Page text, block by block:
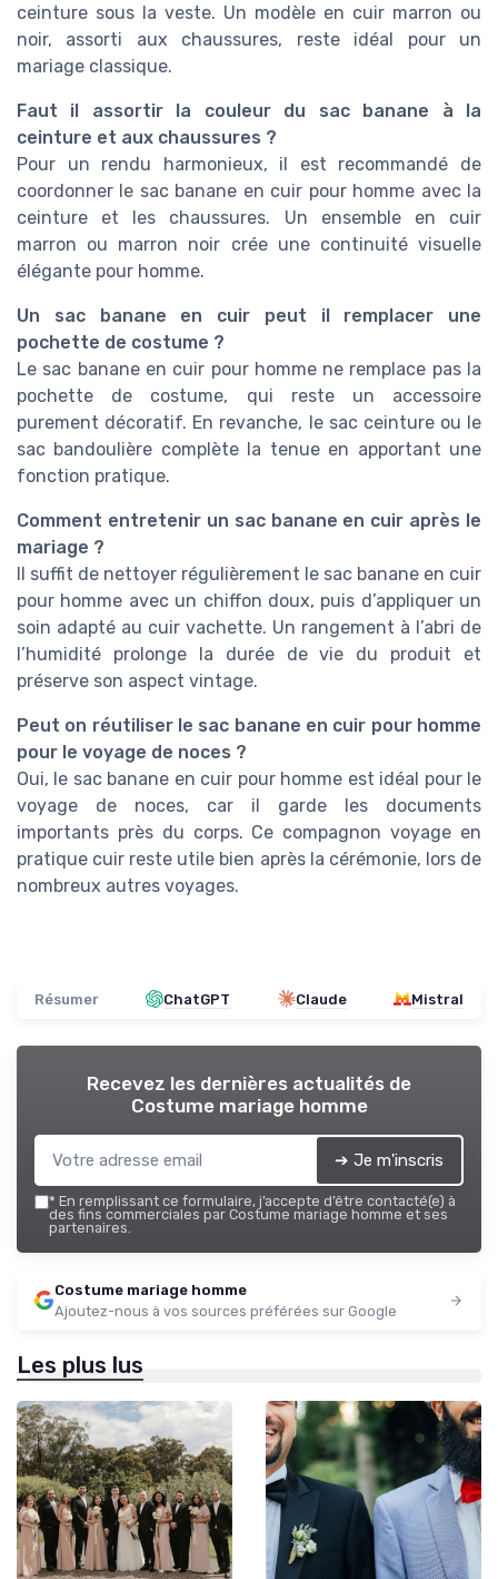
ceinture sous la veste. Un modèle en cuir marron ou
noir, assorti aux chaussures, reste idéal pour un
mariage classique.
Faut il assortir la couleur du sac banane à la
ceinture et aux chaussures ?
Pour un rendu harmonieux, il est recommandé de
coordonner le sac banane en cuir pour homme avec la
ceinture et les chaussures. Un ensemble en cuir
marron ou marron noir crée une continuité visuelle
élégante pour homme.
Un sac banane en cuir peut il remplacer une
pochette de costume ?
Le sac banane en cuir pour homme ne remplace pas la
pochette de costume, qui reste un accessoire
purement décoratif. En revanche, le sac ceinture ou le
sac bandoulière complète la tenue en apportant une
fonction pratique.
Comment entretenir un sac banane en cuir après le
mariage ?
Il suffit de nettoyer régulièrement le sac banane en cuir
pour homme avec un chiffon doux, puis d’appliquer un
soin adapté au cuir vachette. Un rangement à l’abri de
l’humidité prolonge la durée de vie du produit et
préserve son aspect vintage.
Peut on réutiliser le sac banane en cuir pour homme
pour le voyage de noces ?
Oui, le sac banane en cuir pour homme est idéal pour le
voyage de noces, car il garde les documents
importants près du corps. Ce compagnon voyage en
pratique cuir reste utile bien après la cérémonie, lors de
nombreux autres voyages.
Résumer ChatGPT Claude Mistral
Recevez les dernières actualités de
Costume mariage homme
➔ Je m'inscris
* En remplissant ce formulaire, j’accepte d’être contacté(e) à
des fins commerciales par Costume mariage homme et ses
partenaires.
Costume mariage homme
Ajoutez-nous à vos sources préférées sur Google
Les plus lus